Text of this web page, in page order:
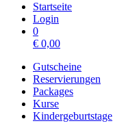
Startseite
Login
0
€ 0,00
Gutscheine
Reservierungen
Packages
Kurse
Kindergeburtstage